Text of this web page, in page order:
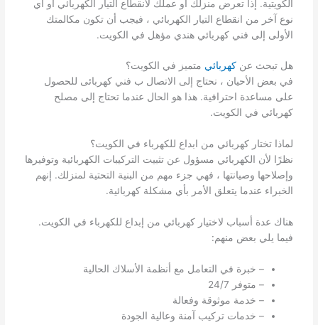
الكويتية. إذا تعرض منزلك أو عملك لانقطاع التيار الكهربائي أو أي
نوع آخر من انقطاع التيار الكهربائي ، فيجب أن تكون مكالمتك
الأولى إلى فني كهربائي هندي مؤهل في الكويت.
هل تبحث عن كهربائي متميز في الكويت؟
في بعض الأحيان ، نحتاج إلى الاتصال ب فني كهربائى للحصول
على مساعدة احترافية. هذا هو الحال عندما تحتاج إلى مصلح
كهربائي في الكويت.
لماذا تختار كهربائي من ابداع للكهرباء في الكويت؟
نظرًا لأن الكهربائي مسؤول عن تثبيت التركيبات الكهربائية وتوفيرها
وإصلاحها وصيانتها ، فهي جزء مهم من البنية التحتية لمنزلك. إنهم
الخبراء عندما يتعلق الأمر بأي مشكلة كهربائية.
هناك عدة أسباب لاختيار كهربائي من إبداع للكهرباء في الكويت.
فيما يلي بعض منهم:
– خبرة في التعامل مع أنظمة الأسلاك الحالية
– متوفر 24/7
– خدمة موثوقة وفعالة
– خدمات تركيب آمنة وعالية الجودة